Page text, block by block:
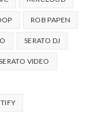
ROB PAPEN
SERATO DJ
VIDEO